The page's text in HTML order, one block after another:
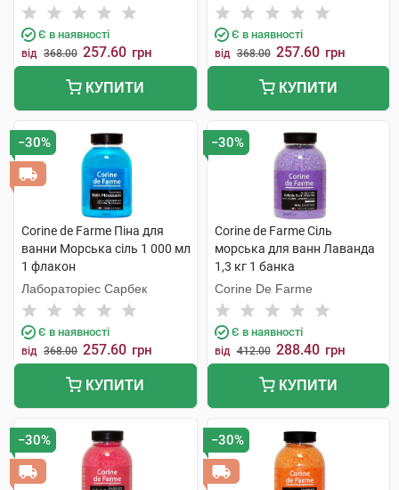
Є в наявності
від 368.00 257.60 грн
КУПИТИ
Є в наявності
від 368.00 257.60 грн
КУПИТИ
−30%
Corine de Farme Піна для
ванни Морська сіль 1 000 мл
1 флакон
Лабораторіес Сарбек
Є в наявності
від 368.00 257.60 грн
КУПИТИ
−30%
Corine de Farme Сіль
морська для ванн Лаванда
1,3 кг 1 банка
Corine De Farme
Є в наявності
від 412.00 288.40 грн
КУПИТИ
−30% −30%